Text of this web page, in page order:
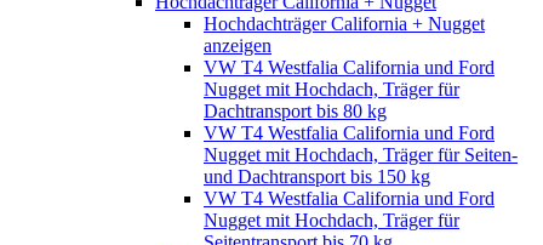
Hochdachträger California + Nugget
anzeigen
VW T4 Westfalia California und Ford
Nugget mit Hochdach, Träger für
Dachtransport bis 80 kg
VW T4 Westfalia California und Ford
Nugget mit Hochdach, Träger für Seiten-
und Dachtransport bis 150 kg
VW T4 Westfalia California und Ford
Nugget mit Hochdach, Träger für